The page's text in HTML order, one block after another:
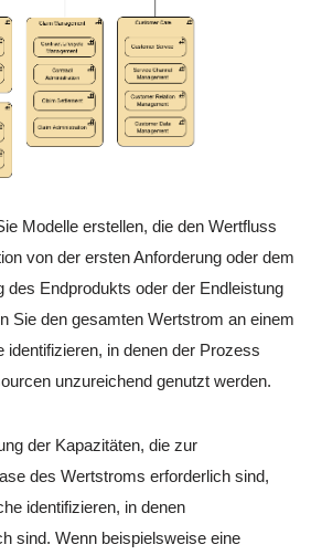
Modelle erstellen, die den Wertfluss
von der ersten Anforderung oder dem
des Endprodukts oder der Endleistung
Sie den gesamten Wertstrom an einem
identifizieren, in denen der Prozess
unzureichend genutzt werden.
der Kapazitäten, die zur
des Wertstroms erforderlich sind,
identifizieren, in denen
sind. Wenn beispielsweise eine